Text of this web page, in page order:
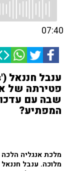
07:40
פטירתה של
שבה עם
המפתיע?